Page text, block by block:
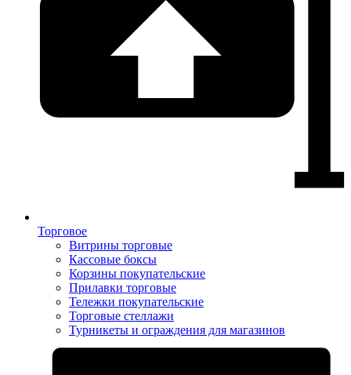
Торговое
Витрины торговые
Кассовые боксы
Корзины покупательские
Прилавки торговые
Тележки покупательские
Торговые стеллажи
Турникеты и ограждения для магазинов